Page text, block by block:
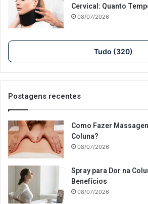
Cervical: Quanto
08/07/2026
Tudo (320)
Postagens recentes
Como Fazer
Coluna?
08/07/2026
Spray para Dor na
Benefícios
08/07/2026